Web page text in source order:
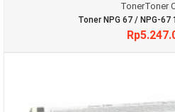
TonerToner
Toner NPG 67 / NPG-67
Rp